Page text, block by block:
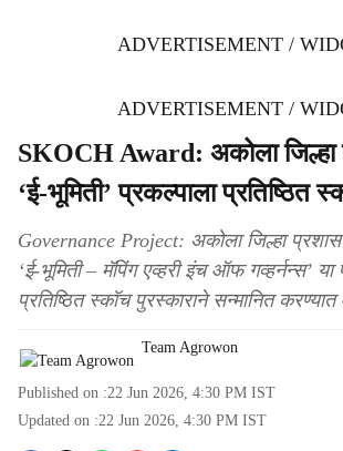
ADVERTISEMENT /
ADVERTISEMENT /
SKOCH Award: अकोला जिल्हा
‘ई-भूमिती’ प्रकल्पाला प्रतिष्ठित
Governance Project: अकोला जिल्हा
‘ई-भूमिती – मॅपिंग एव्हरी इंच ऑफ गव्हर्नन्स’
प्रतिष्ठित स्कॉच पुरस्काराने सन्मानित
Team Agrowon
Published on :22 Jun 2026, 4:30 PM IST
Updated on :22 Jun 2026, 4:30 PM IST